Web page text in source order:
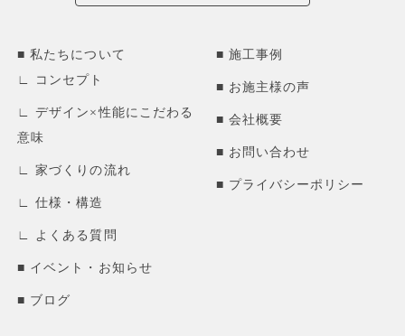
私たちについて
コンセプト
デザイン×性能にこだわる
意味
家づくりの流れ
仕様・構造
よくある質問
イベント・お知らせ
ブログ
施工事例
お施主様の声
会社概要
お問い合わせ
プライバシーポリシー